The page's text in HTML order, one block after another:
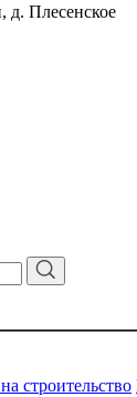
Плесенское
строительство